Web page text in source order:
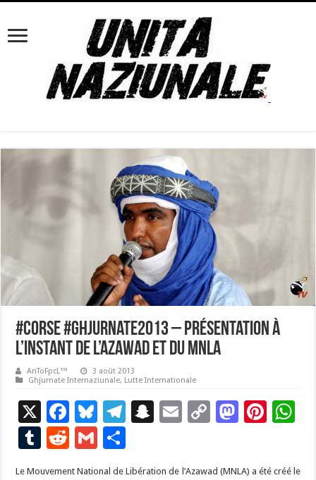
#Corse #Ghjurnate2013 – Présentation à
l’instant de l’Azawad et du MNLA
AnToFpcL™
3 août 2013
Ghjurnate Internaziunale, Lutte Internationale
X
F
ac
e
Bl
u
es
T
S
E
C
M Pi
T
R
G
m ar
Le Mouvement National de Libération de l’Azawad (MNLA) a été créé le